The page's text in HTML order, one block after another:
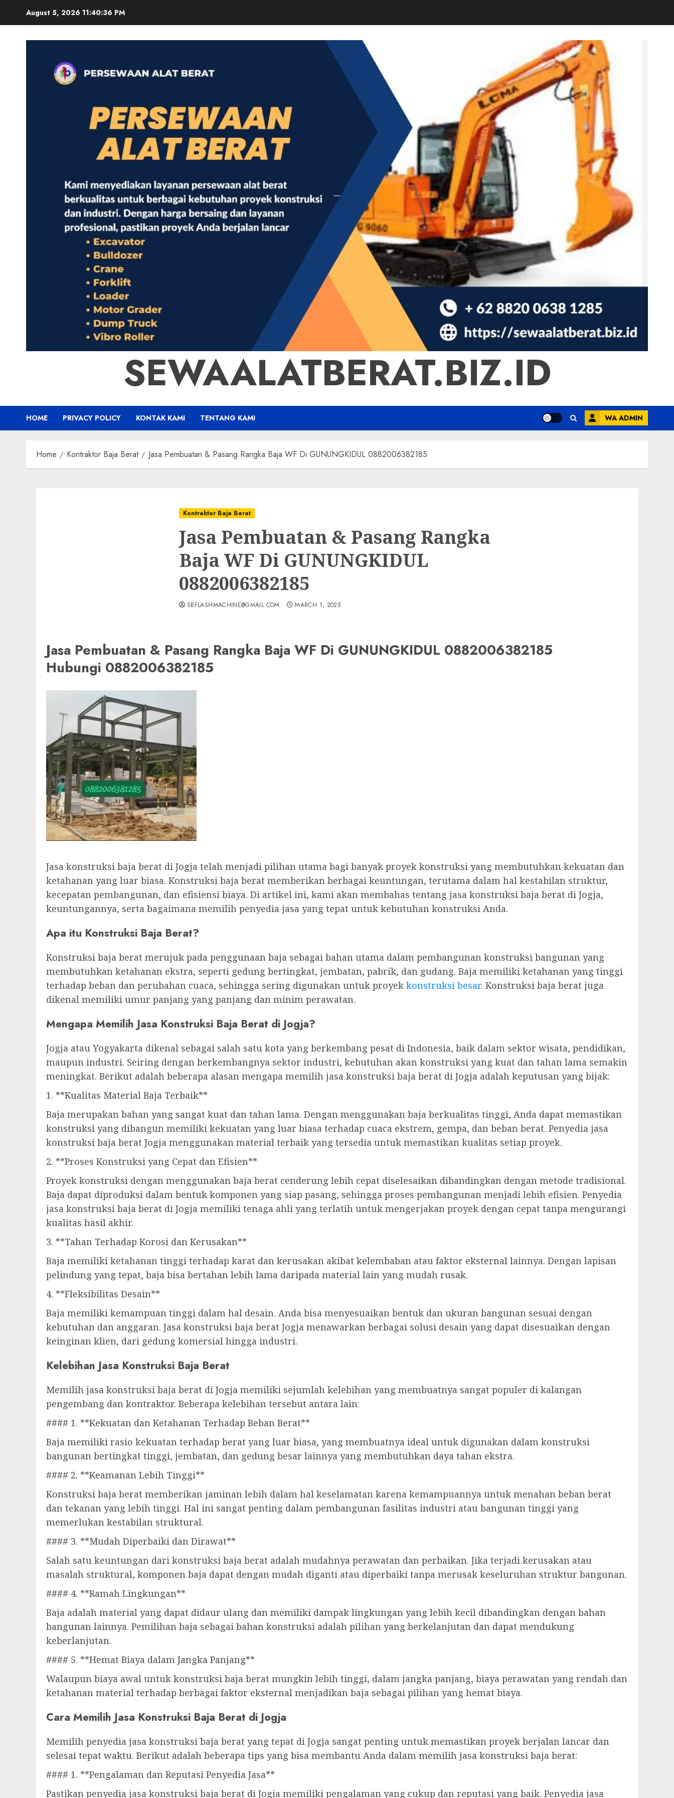
August 5, 2026 11:40:37 PM
SEWAALATBERAT.BIZ.ID
HOME PRIVACY POLICY KONTAK KAMI TENTANG KAMI WA ADMIN
Home Kontraktor Baja Berat Jasa Pembuatan & Pasang Rangka Baja WF Di GUNUNGKIDUL 0882006382185
Kontraktor Baja Berat
Jasa Pembuatan & Pasang Rangka
Baja WF Di GUNUNGKIDUL
0882006382185
SBFLASHMACHINE@GMAIL.COM MARCH 1, 2025
Jasa Pembuatan & Pasang Rangka Baja WF Di GUNUNGKIDUL 0882006382185
Hubungi 0882006382185
Jasa konstruksi baja berat di Jogja telah menjadi pilihan utama bagi banyak proyek konstruksi yang membutuhkan kekuatan dan
ketahanan yang luar biasa. Konstruksi baja berat memberikan berbagai keuntungan, terutama dalam hal kestabilan struktur,
kecepatan pembangunan, dan efisiensi biaya. Di artikel ini, kami akan membahas tentang jasa konstruksi baja berat di Jogja,
keuntungannya, serta bagaimana memilih penyedia jasa yang tepat untuk kebutuhan konstruksi Anda.
Apa itu Konstruksi Baja Berat?
Konstruksi baja berat merujuk pada penggunaan baja sebagai bahan utama dalam pembangunan konstruksi bangunan yang
membutuhkan ketahanan ekstra, seperti gedung bertingkat, jembatan, pabrik, dan gudang. Baja memiliki ketahanan yang tinggi
terhadap beban dan perubahan cuaca, sehingga sering digunakan untuk proyek konstruksi besar. Konstruksi baja berat juga
dikenal memiliki umur panjang yang panjang dan minim perawatan.
Mengapa Memilih Jasa Konstruksi Baja Berat di Jogja?
Jogja atau Yogyakarta dikenal sebagai salah satu kota yang berkembang pesat di Indonesia, baik dalam sektor wisata, pendidikan,
maupun industri. Seiring dengan berkembangnya sektor industri, kebutuhan akan konstruksi yang kuat dan tahan lama semakin
meningkat. Berikut adalah beberapa alasan mengapa memilih jasa konstruksi baja berat di Jogja adalah keputusan yang bijak:
1. **Kualitas Material Baja Terbaik**
Baja merupakan bahan yang sangat kuat dan tahan lama. Dengan menggunakan baja berkualitas tinggi, Anda dapat memastikan
konstruksi yang dibangun memiliki kekuatan yang luar biasa terhadap cuaca ekstrem, gempa, dan beban berat. Penyedia jasa
konstruksi baja berat Jogja menggunakan material terbaik yang tersedia untuk memastikan kualitas setiap proyek.
2. **Proses Konstruksi yang Cepat dan Efisien**
Proyek konstruksi dengan menggunakan baja berat cenderung lebih cepat diselesaikan dibandingkan dengan metode tradisional.
Baja dapat diproduksi dalam bentuk komponen yang siap pasang, sehingga proses pembangunan menjadi lebih efisien. Penyedia
jasa konstruksi baja berat di Jogja memiliki tenaga ahli yang terlatih untuk mengerjakan proyek dengan cepat tanpa mengurangi
kualitas hasil akhir.
3. **Tahan Terhadap Korosi dan Kerusakan**
Baja memiliki ketahanan tinggi terhadap karat dan kerusakan akibat kelembaban atau faktor eksternal lainnya. Dengan lapisan
pelindung yang tepat, baja bisa bertahan lebih lama daripada material lain yang mudah rusak.
4. **Fleksibilitas Desain**
Baja memiliki kemampuan tinggi dalam hal desain. Anda bisa menyesuaikan bentuk dan ukuran bangunan sesuai dengan
kebutuhan dan anggaran. Jasa konstruksi baja berat Jogja menawarkan berbagai solusi desain yang dapat disesuaikan dengan
keinginan klien, dari gedung komersial hingga industri.
Kelebihan Jasa Konstruksi Baja Berat
Memilih jasa konstruksi baja berat di Jogja memiliki sejumlah kelebihan yang membuatnya sangat populer di kalangan
pengembang dan kontraktor. Beberapa kelebihan tersebut antara lain:
#### 1. **Kekuatan dan Ketahanan Terhadap Beban Berat**
Baja memiliki rasio kekuatan terhadap berat yang luar biasa, yang membuatnya ideal untuk digunakan dalam konstruksi
bangunan bertingkat tinggi, jembatan, dan gedung besar lainnya yang membutuhkan daya tahan ekstra.
#### 2. **Keamanan Lebih Tinggi**
Konstruksi baja berat memberikan jaminan lebih dalam hal keselamatan karena kemampuannya untuk menahan beban berat
dan tekanan yang lebih tinggi. Hal ini sangat penting dalam pembangunan fasilitas industri atau bangunan tinggi yang
memerlukan kestabilan struktural.
#### 3. **Mudah Diperbaiki dan Dirawat**
Salah satu keuntungan dari konstruksi baja berat adalah mudahnya perawatan dan perbaikan. Jika terjadi kerusakan atau
masalah struktural, komponen baja dapat dengan mudah diganti atau diperbaiki tanpa merusak keseluruhan struktur bangunan.
#### 4. **Ramah Lingkungan**
Baja adalah material yang dapat didaur ulang dan memiliki dampak lingkungan yang lebih kecil dibandingkan dengan bahan
bangunan lainnya. Pemilihan baja sebagai bahan konstruksi adalah pilihan yang berkelanjutan dan dapat mendukung
keberlanjutan.
#### 5. **Hemat Biaya dalam Jangka Panjang**
Walaupun biaya awal untuk konstruksi baja berat mungkin lebih tinggi, dalam jangka panjang, biaya perawatan yang rendah dan
ketahanan material terhadap berbagai faktor eksternal menjadikan baja sebagai pilihan yang hemat biaya.
Cara Memilih Jasa Konstruksi Baja Berat di Jogja
Memilih penyedia jasa konstruksi baja berat yang tepat di Jogja sangat penting untuk memastikan proyek berjalan lancar dan
selesai tepat waktu. Berikut adalah beberapa tips yang bisa membantu Anda dalam memilih jasa konstruksi baja berat:
#### 1. **Pengalaman dan Reputasi Penyedia Jasa**
Pastikan penyedia jasa konstruksi baja berat di Jogja memiliki pengalaman yang cukup dan reputasi yang baik. Penyedia jasa